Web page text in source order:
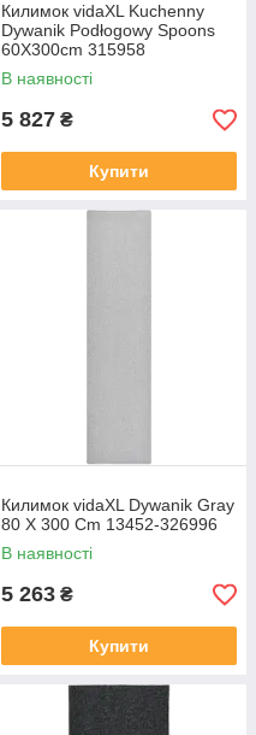
Килимок vidaXL Kuchenny
Dywanik Podłogowy Spoons
60X300cm 315958
В наявності
5 827 ₴
Купити
Килимок vidaXL Dywanik Gray
80 X 300 Cm 13452-326996
В наявності
5 263 ₴
Купити